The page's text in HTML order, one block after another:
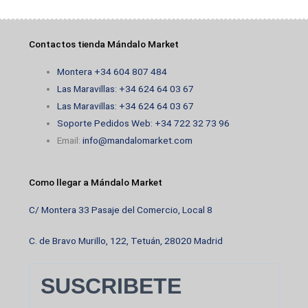
Compra fácil y envío rápido a toda la Unión Europea
Mándalo Marketcomprar productos Goya es muy
sencillo. Solo selecciona lo que necesites, añade al
carrito y finaliza la compra en pocos pasos. Nos
encargamos de embalar tu pedido con cuidado para
que llegue fresco y en perfecto estado.
París, Berlín, Roma, Lisboa… estés donde estés, tu
despensa latina te espera. Queremos que disfrutes
cercanía y el servicio personalizado.
también puedes contar con nosotros para pedidos al
Contactos tienda Mándalo Market
Montera +34 604 807 484
Las Maravillas: +34 624 64 03 67
Las Maravillas: +34 624 64 03 67
Soporte Pedidos Web: +34 722 32 73 96
Email:info@mandalomarket.com
Como llegar a Mándalo Market
C/ Montera 33 Pasaje del Comercio, Local 8
C. de Bravo Murillo, 122, Tetuán, 28020 Madrid
SUSCRIBETE